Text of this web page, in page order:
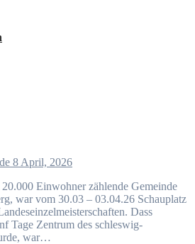
8 April, 2026
Einwohner zählende Gemeinde
war vom 30.03 – 03.04.26 Schauplatz
Dass
Tage Zentrum des schleswig-
war…